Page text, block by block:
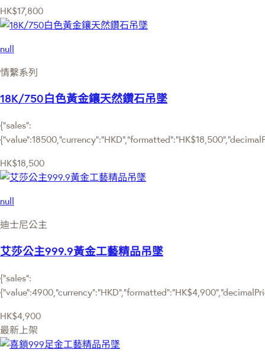
HK$17,800
null
情繫系列
18K/750白色黃金鑲天然鑽石吊墜
{"sales":
HK$18,500
null
迪士尼公主
艾莎公主999.9黃金工藝精品吊墜
{"sales":
HK$4,900
最新上架